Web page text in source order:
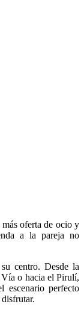
más oferta de ocio y
a la pareja no
centro. Desde la
o hacia el Pirulí,
escenario perfecto